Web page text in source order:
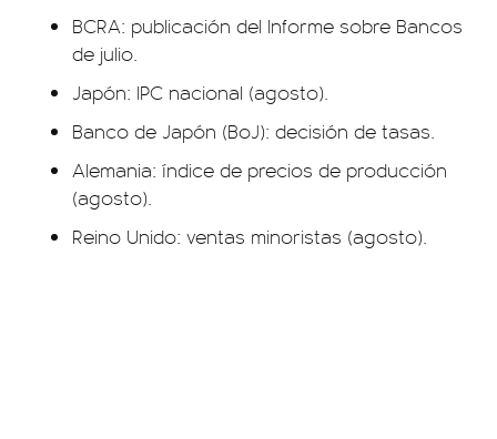
BCRA: publicación del Informe sobre Bancos
de julio.
Japón: IPC nacional (agosto).
Banco de Japón (BoJ): decisión de tasas.
Alemania: índice de precios de producción
(agosto).
Reino Unido: ventas minoristas (agosto).